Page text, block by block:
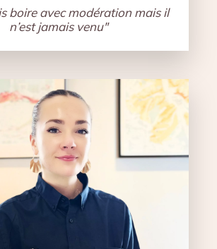
boire avec modération mais il
n’est jamais venu"